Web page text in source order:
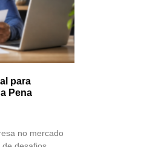
para
Pena
no mercado